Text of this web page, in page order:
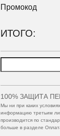
Промокод
ИТОГО:
100% ЗАЩИТА
Мы ни при каких
информацию третьим
производится по
больше в разделе